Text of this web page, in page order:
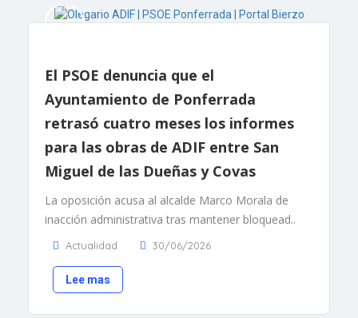
El PSOE denuncia que el
Ayuntamiento de Ponferrada
retrasó cuatro meses los informes
para las obras de ADIF entre San
Miguel de las Dueñas y Covas
La oposición acusa al alcalde Marco Morala de
inacción administrativa tras mantener bloquead..
Actualidad 30/06/2026
Lee mas